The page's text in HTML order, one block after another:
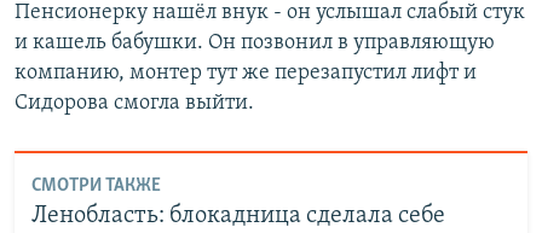
Пенсионерку нашёл внук - он услышал слабый стук
и кашель бабушки. Он позвонил в управляющую
компанию, монтер тут же перезапустил лифт и
Сидорова смогла выйти.
СМОТРИ ТАКЖЕ
Ленобласть: блокадница сделала себе